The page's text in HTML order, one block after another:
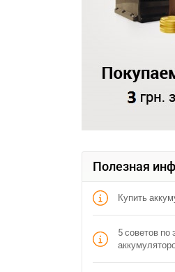
Полезная
Купить
5 советов по